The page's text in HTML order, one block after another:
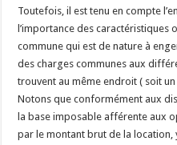
Toutefois, il est tenu en compte
l’importance des caractéristiques
commune qui est de nature à
des charges communes aux
trouvent au même endroit ( soit
Notons que conformément aux
la base imposable afférente aux
par le montant brut de la location,